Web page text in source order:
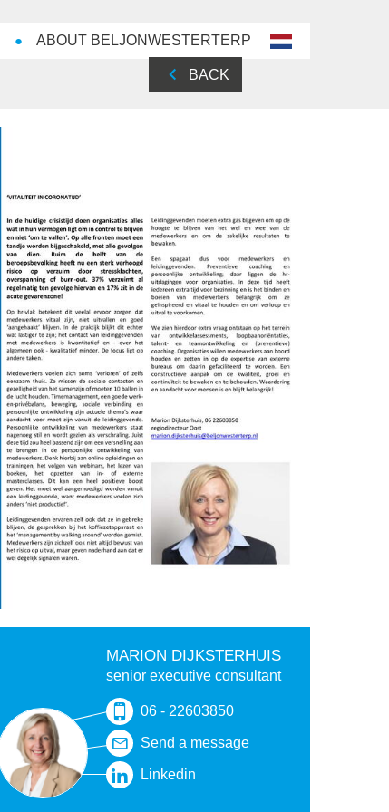
ABOUT BELJONWESTERTERP
nl-
BACK
MARION DIJKSTERHUIS
senior executive consultant
06 - 22603850
Send a message
Linkedin